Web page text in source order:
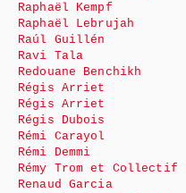
Raphaël Kempf
Raphaël Lebrujah
Raúl Guillén
Ravi Tala
Redouane Benchikh
Régis Arriet
Régis Arriet
Régis Dubois
Rémi Carayol
Rémi Demmi
Rémy Trom et Collectif
Renaud Garcia